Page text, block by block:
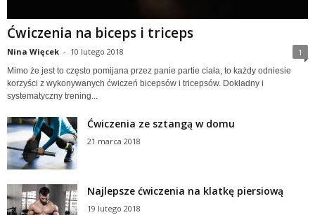
Ćwiczenia na biceps i triceps
Nina Więcek - 10 lutego 2018 1
Mimo że jest to często pomijana przez panie partie ciała, to każdy odniesie
korzyści z wykonywanych ćwiczeń bicepsów i tricepsów. Dokładny i
systematyczny trening...
Ćwiczenia ze sztangą w domu
21 marca 2018
Najlepsze ćwiczenia na klatkę piersiową
19 lutego 2018